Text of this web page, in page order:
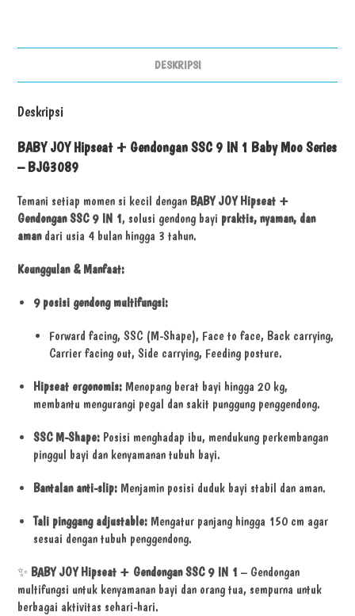
DESKRIPSI
Deskripsi
BABY JOY Hipseat + Gendongan SSC 9 IN 1 Baby Moo Series
– BJG3089
Temani setiap momen si kecil dengan BABY JOY Hipseat +
Gendongan SSC 9 IN 1, solusi gendong bayi praktis, nyaman, dan
amandari usia 4 bulan hingga 3 tahun.
Keunggulan & Manfaat:
9 posisi gendong multifungsi:
Forward facing, SSC (M-Shape), Face to face, Back carrying,
Carrier facing out, Side carrying, Feeding posture.
Hipseat ergonomis: Menopang berat bayi hingga 20 kg,
membantu mengurangi pegal dan sakit punggung penggendong.
SSC M-Shape: Posisi menghadap ibu, mendukung perkembangan
pinggul bayi dan kenyamanan tubuh bayi.
Bantalan anti-slip: Menjamin posisi duduk bayi stabil dan aman.
Tali pinggang adjustable: Mengatur panjang hingga 150 cm agar
sesuai dengan tubuh penggendong.
✨ BABY JOY Hipseat + Gendongan SSC 9 IN 1 – Gendongan
multifungsi untuk kenyamanan bayi dan orang tua, sempurna untuk
berbagai aktivitas sehari-hari.